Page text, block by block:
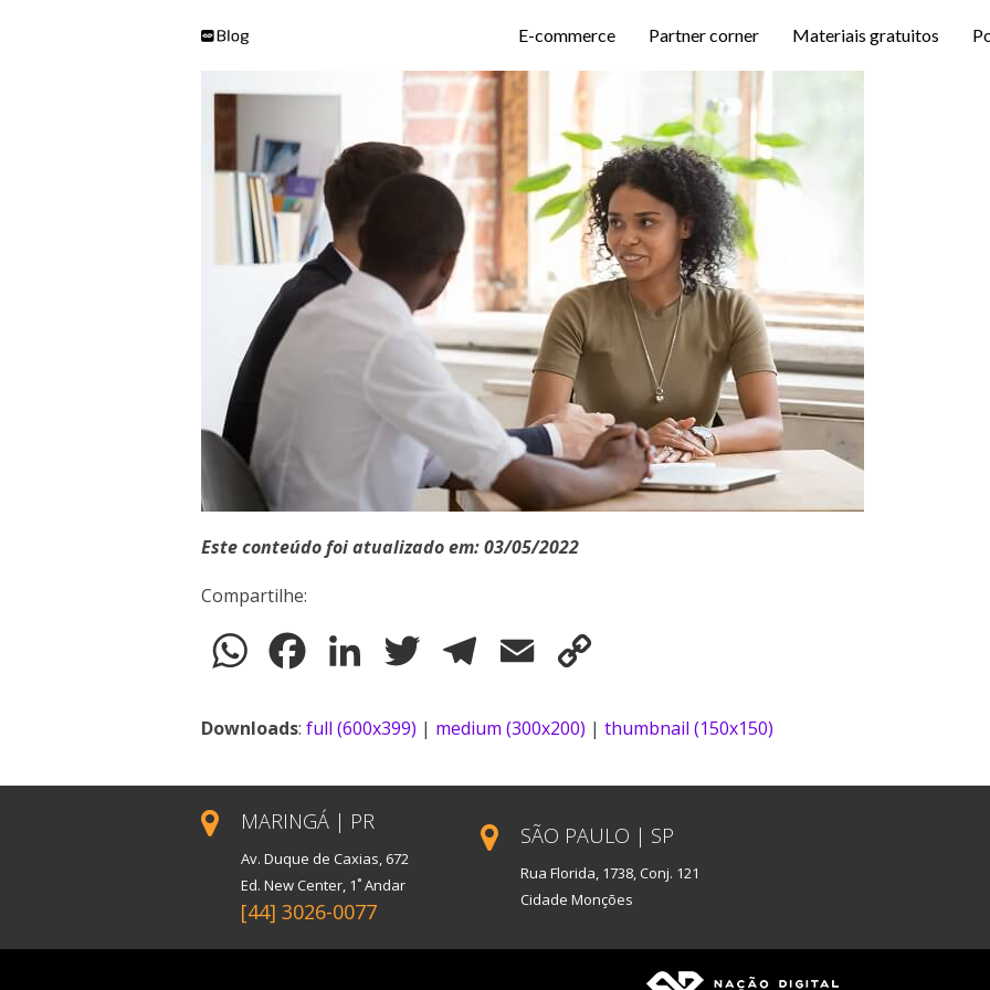
E-commerce Partner corner Materiais gratuitos
Este conteúdo foi atualizado em: 03/05/2022
Compartilhe:
WhatsAppFacebookLinkedIn Twitter TelegramEmail
Downloads: full (600x399) | medium (300x200) | thumbnail (150x150)
MARINGÁ | PR
Av. Duque de Caxias, 672
Ed. New Center, 1˚ Andar
[44] 3026-0077
SÃO PAULO | SP
Rua Florida, 1738, Conj. 121
Cidade Monções